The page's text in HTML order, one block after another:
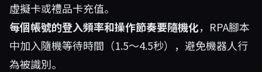
虛擬卡或禮品卡充值。
每個帳號的登入頻率和操作節奏要隨機化，RPA腳本
中加入隨機等待時間（1.5～4.5秒），避免機器人行
為被識別。